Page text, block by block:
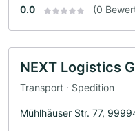
0.0 (0
NEXT Logistics
Transport · Spedition
Mühlhäuser Str. 77,